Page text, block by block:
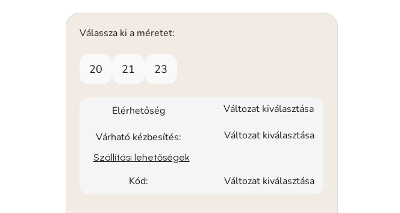
Válassza ki a méretet:
20 21 23
Elérhetőség Változat kiválasztása
Várható kézbesítés: Változat kiválasztása
Szállítási lehetőségek
Kód: Változat kiválasztása